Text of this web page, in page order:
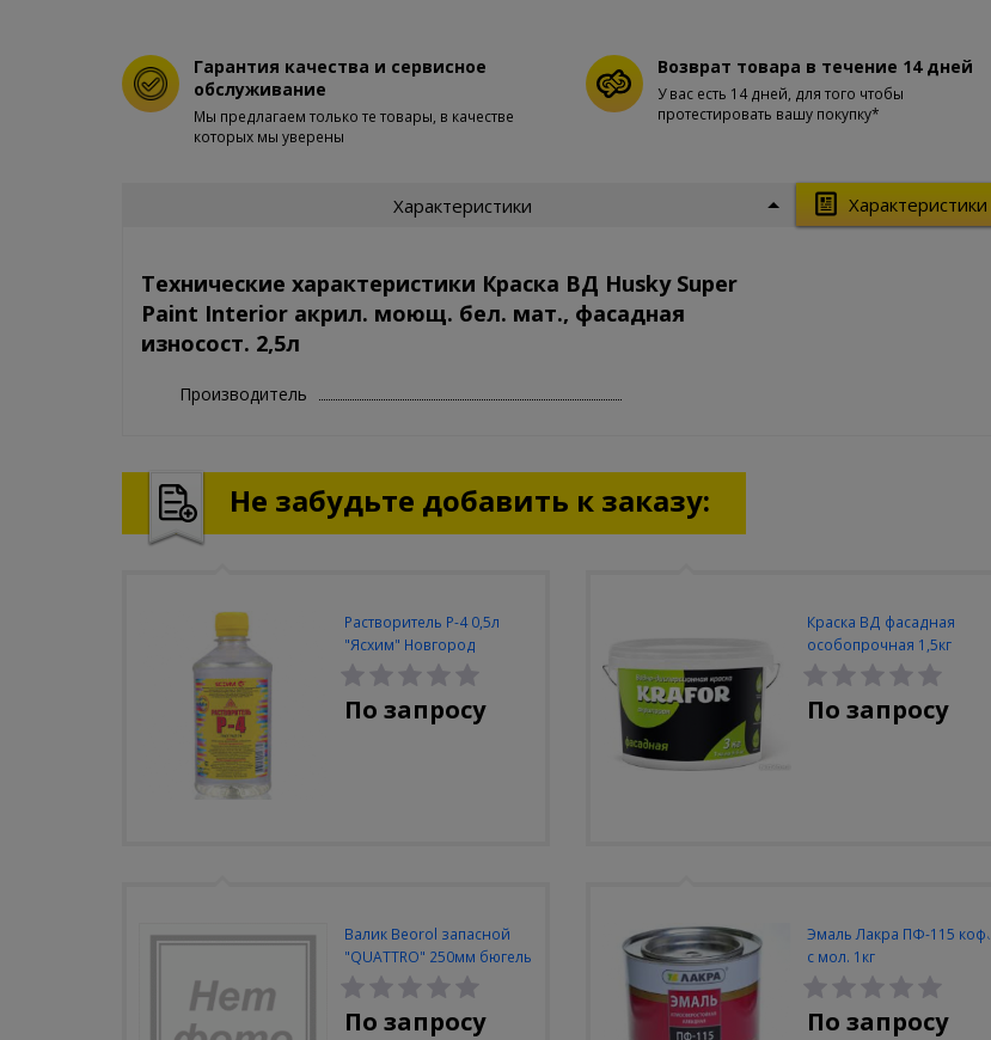
Гарантия качества и сервисное
обслуживание
Мы предлагаем только те товары, в качестве
которых мы уверены
Возврат товара в течение 14 дней
У вас есть 14 дней, для того чтобы
протестировать вашу покупку*
Характеристики
Характеристики
Технические характеристики Краска ВД Husky Super
Paint Interior акрил. моющ. бел. мат., фасадная
износост. 2,5л
Производитель
Не забудьте добавить к заказу:
Растворитель Р-4 0,5л
"Ясхим" Новгород
По запросу
Краска ВД фасадная
особопрочная 1,5кг
(ЗЕЛЕН)
По запросу
Валик Beorol запасной
"QUATTRO" 250мм бюгель
8мм
По запросу
Эмаль Лакра ПФ-115 кофе
с мол. 1кг
По запросу